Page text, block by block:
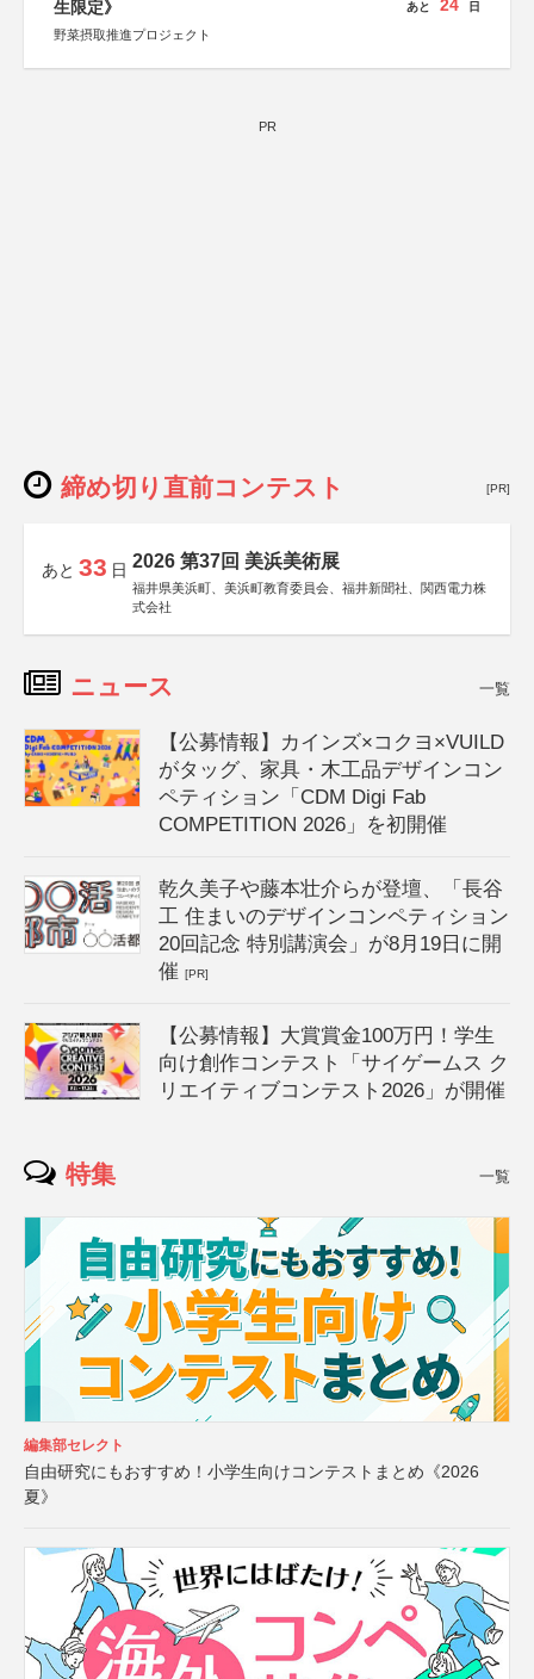
生限定》
野菜摂取推進プロジェクト
あと 24 日
PR
締め切り直前コンテスト [PR]
あと 33 日 2026 第37回 美浜美術展
福井県美浜町、美浜町教育委員会、福井新聞社、関西電力株
式会社
ニュース 一覧
【公募情報】カインズ×コクヨ×VUILD
がタッグ、家具・木工品デザインコン
ペティション「CDM Digi Fab
COMPETITION 2026」を初開催
乾久美子や藤本壮介らが登壇、「長谷
工 住まいのデザインコンペティション
20回記念 特別講演会」が8月19日に開
催[PR]
【公募情報】大賞賞金100万円！学生
向け創作コンテスト「サイゲームス ク
リエイティブコンテスト2026」が開催
特集 一覧
編集部セレクト
自由研究にもおすすめ！小学生向けコンテストまとめ《2026
夏》